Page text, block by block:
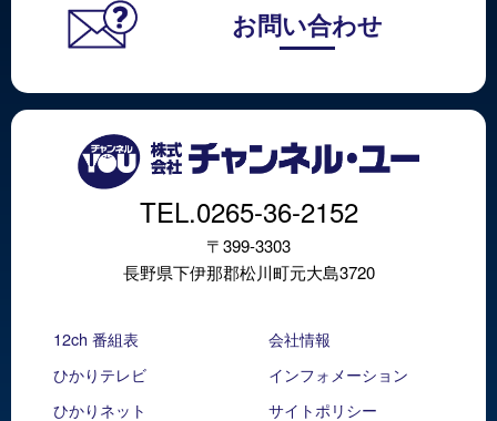
お問い合わせ
TEL.0265-36-2152
〒399-3303
長野県下伊那郡松川町元大島3720
12ch 番組表
ひかりテレビ
ひかりネット
会社情報
インフォメーション
サイトポリシー